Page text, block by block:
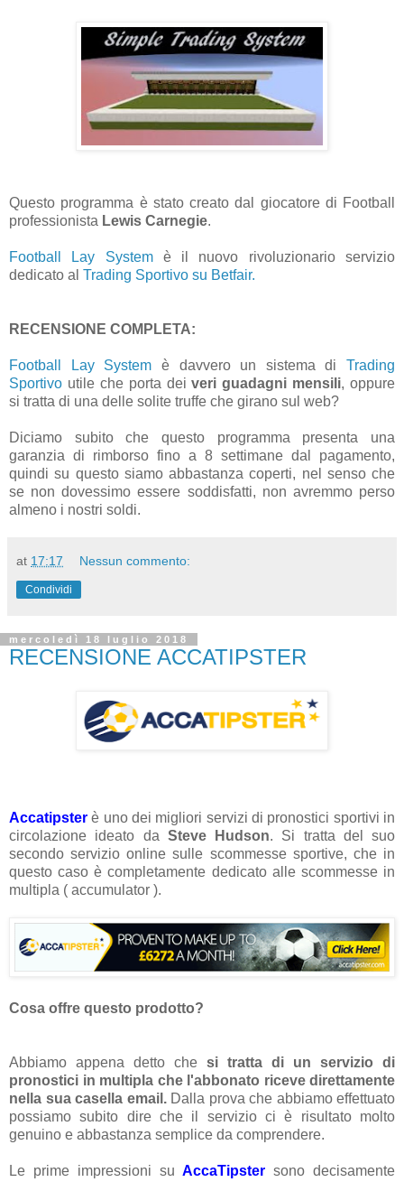
Questo programma è stato creato dal giocatore di Football
professionista Lewis Carnegie.
Football Lay Systemè il nuovo rivoluzionario servizio
dedicato al Trading Sportivo su Betfair.
RECENSIONE COMPLETA:
Football Lay System è davvero un sistema di Trading
Sportivo utile che porta deiveri guadagni mensili, oppure
si tratta di una delle solite truffe che girano sul web?
Diciamo subito che questo programma presenta una
garanzia di rimborso fino a 8 settimane dal pagamento,
quindi su questo siamo abbastanza coperti, nel senso che
se non dovessimo essere soddisfatti, non avremmo perso
almeno i nostri soldi.
at 17:17 Nessun commento:
Condividi
mercoledì 18 luglio 2018
RECENSIONE ACCATIPSTER
Accatipster è uno dei migliori servizi di pronostici sportivi in
circolazione ideato daSteve Hudson. Si tratta del suo
secondo servizio online sulle scommesse sportive, che in
questo caso è completamente dedicato alle scommesse in
multipla ( accumulator ).
Cosa offre questo prodotto?
Abbiamo appena detto che si tratta di un servizio di
pronostici in multipla che l'abbonato riceve direttamente
nella sua casella email.Dalla prova che abbiamo effettuato
possiamo subito dire che il servizio ci è risultato molto
genuino e abbastanza semplice da comprendere.
Le prime impressioni suAccaTipster sono decisamente